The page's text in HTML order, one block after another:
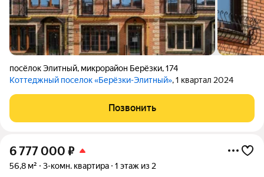
посёлок Элитный, микрорайон Берёзки,174
Коттеджный поселок «Берёзки-Элитный», 1 квартал 2024
Позвонить
6 777 000 ₽
56,8 м² 3-комн. квартира 1 этаж из 2